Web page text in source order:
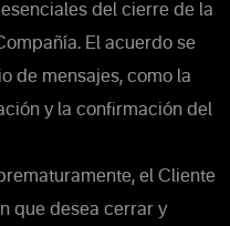
del cierre de la
El acuerdo se
de mensajes, como la
y la confirmación del
el Cliente
que desea cerrar y